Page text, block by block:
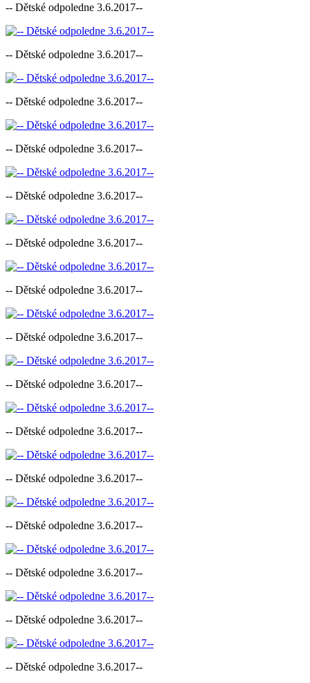
-- Dětské odpoledne 3.6.2017--
-- Dětské odpoledne 3.6.2017--
-- Dětské odpoledne 3.6.2017--
-- Dětské odpoledne 3.6.2017--
-- Dětské odpoledne 3.6.2017--
-- Dětské odpoledne 3.6.2017--
-- Dětské odpoledne 3.6.2017--
-- Dětské odpoledne 3.6.2017--
-- Dětské odpoledne 3.6.2017--
-- Dětské odpoledne 3.6.2017--
-- Dětské odpoledne 3.6.2017--
-- Dětské odpoledne 3.6.2017--
-- Dětské odpoledne 3.6.2017--
-- Dětské odpoledne 3.6.2017--
-- Dětské odpoledne 3.6.2017--